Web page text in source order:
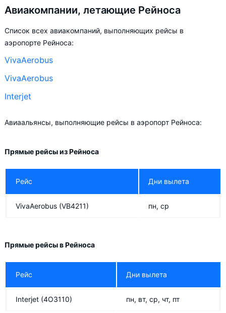
Авиакомпании, летающие Рейноса
Список всех авиакомпаний, выполняющих рейсы в
аэропорте Рейноса:
VivaAerobus
VivaAerobus
Interjet
Авиаальянсы, выполняющие рейсы в аэропорт Рейноса:
Прямые рейсы из Рейноса
Рейс Дни вылета
VivaAerobus (VB4211) пн, ср
Прямые рейсы в Рейноса
Рейс Дни вылета
Interjet (4O3110) пн, вт, ср, чт, пт